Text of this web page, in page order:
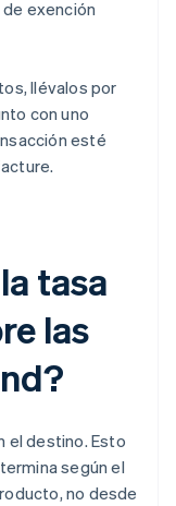
exención
llévalos por
con uno
esté
tasa
las
el destino. Esto
según el
no desde